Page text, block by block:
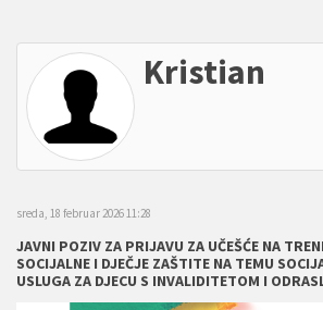
Kristian
sreda, 18 februar 2026 11:28
JAVNI POZIV ZA PRIJAVU ZA UČEŠĆE NA
SOCIJALNE I DJEČJE ZAŠTITE NA TEMU
USLUGA ZA DJECU S INVALIDITETOM I